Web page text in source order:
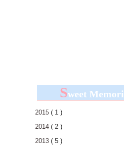
Sweet
2015 ( 1 )
2014 ( 2 )
2013 ( 5 )